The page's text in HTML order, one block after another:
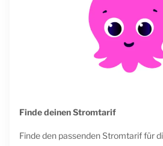
Finde deinen Stromtarif
Finde den passenden Stromtarif für